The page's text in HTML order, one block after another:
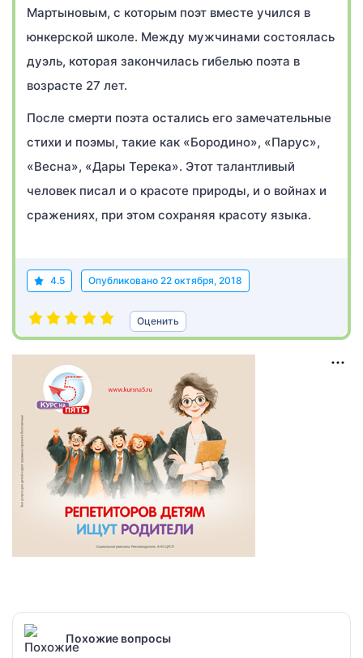
Мартыновым, с которым поэт вместе учился в
юнкерской школе. Между мужчинами состоялась
дуэль, которая закончилась гибелью поэта в
возрасте 27 лет.
После смерти поэта остались его замечательные
стихи и поэмы, такие как «Бородино», «Парус»,
«Весна», «Дары Терека». Этот талантливый
человек писал и о красоте природы, и о войнах и
сражениях, при этом сохраняя красоту языка.
4.5 Опубликовано 22 октября, 2018
Оценить
Похожие вопросы